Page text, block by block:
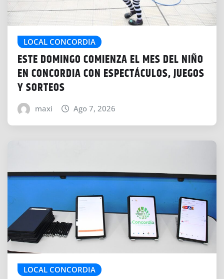
LOCAL CONCORDIA
ESTE DOMINGO COMIENZA EL MES DEL NIÑO
EN CONCORDIA CON ESPECTÁCULOS, JUEGOS
Y SORTEOS
maxi Ago 7, 2026
LOCAL CONCORDIA